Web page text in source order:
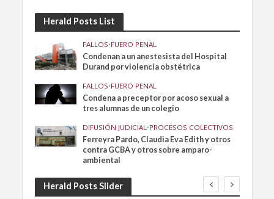
Herald Posts List
FALLOS•FUERO PENAL
Condenan a un anestesista del Hospital
Durand por violencia obstétrica
FALLOS•FUERO PENAL
Condena a preceptor por acoso sexual a
tres alumnas de un colegio
DIFUSIÓN JUDICIAL •PROCESOS COLECTIVOS
Ferreyra Pardo, Claudia Eva Edith y otros
contra GCBA y otros sobre amparo-
ambiental
Herald Posts Slider